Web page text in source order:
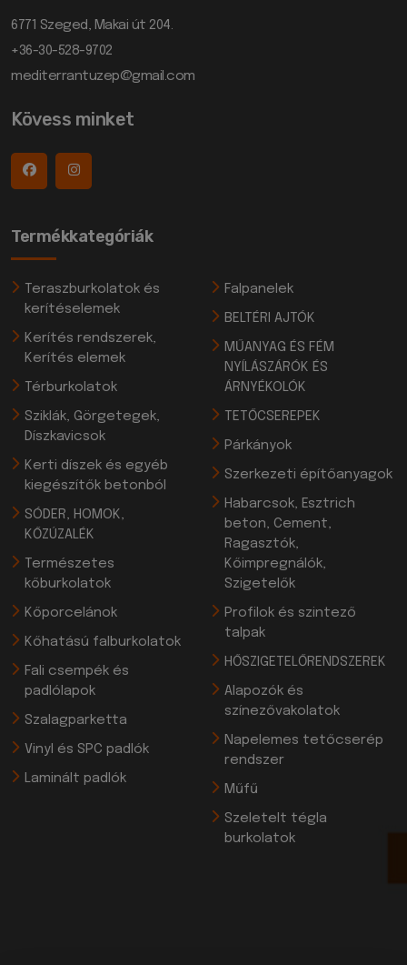
6771 Szeged, Makai út 204.
+36-30-528-9702
mediterrantuzep@gmail.com
Kövess minket
Termékkategóriák
Teraszburkolatok és
kerítéselemek
Kerítés rendszerek,
Kerítés elemek
Térburkolatok
Sziklák, Görgetegek,
Díszkavicsok
Kerti díszek és egyéb
kiegészítők betonból
SÓDER, HOMOK,
KŐZÚZALÉK
Természetes
kőburkolatok
Kőporcelánok
Kőhatású falburkolatok
Fali csempék és
padlólapok
Szalagparketta
Vinyl és SPC padlók
Laminált padlók
Falpanelek
BELTÉRI AJTÓK
MŰANYAG ÉS FÉM
NYÍLÁSZÁRÓK ÉS
ÁRNYÉKOLÓK
TETŐCSEREPEK
Párkányok
Szerkezeti építőanyagok
Habarcsok, Esztrich
beton, Cement,
Ragasztók,
Kőimpregnálók,
Szigetelők
Profilok és szintező
talpak
HŐSZIGETELŐRENDSZEREK
Alapozók és
színezővakolatok
Napelemes tetőcserép
rendszer
Műfű
Szeletelt tégla
burkolatok